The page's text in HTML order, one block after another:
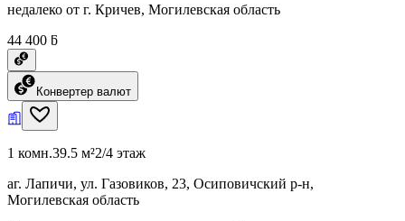
недалеко от г. Кричев, Могилевская область
44 400 ƃ
Конвертер валют
1 комн.39.5 м²2/4 этаж
аг. Лапичи, ул. Газовиков, 23, Осиповичский р-н,
Могилевская область